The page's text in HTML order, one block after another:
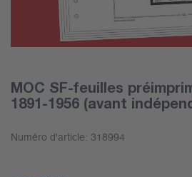
MOC SF-feuilles
1891-1956 (avant
Numéro d'article: 318994